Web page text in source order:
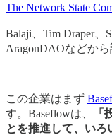
The Network State
Balaji、Tim Draper、
AragonDAOなどから
この企業はまず
す。Baseflowは、
「
とを推進して、い